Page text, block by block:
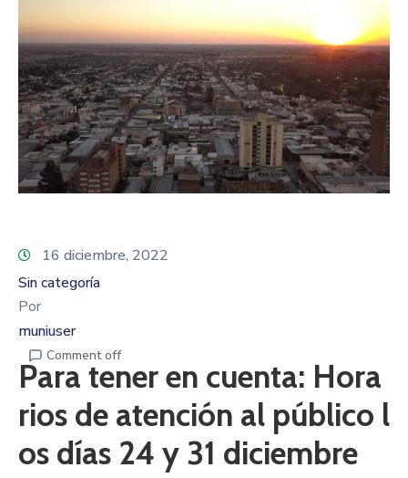
16 diciembre, 2022
Sin categoría
Por
muniuser
Comment off
Para tener en cuenta: Hora
rios de atención al público l
os días 24 y 31 diciembre